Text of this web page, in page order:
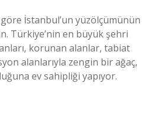
İstanbul’un yüzölçümünün
Türkiye’nin en büyük şehri
korunan alanlar, tabiat
alanlarıyla zengin bir ağaç,
ev sahipliği yapıyor.